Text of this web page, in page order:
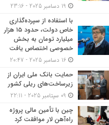
با استفاده از سپرده‌گذاری
خاص دولت، حدود ۱۵ هزار
میلیارد تومان به بخش
خصوصی اختصاص یافت
حمایت بانک ملی ایران از
زیرساخت‌های ریلی کشور
چین با تأمین مالی پروژه
راه‌آهن لار موافقت کرد